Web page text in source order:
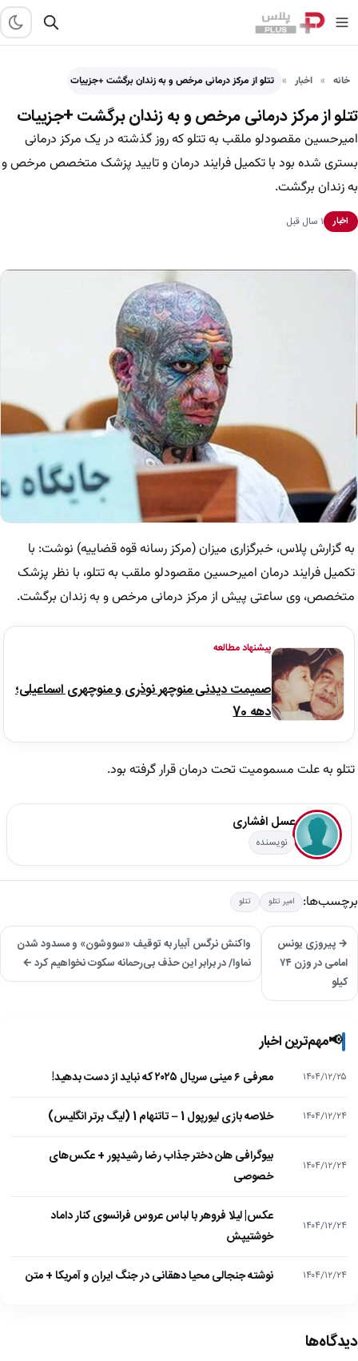
خانه اخبار تتلو از مرکز درمانی مرخص و‌ به زندان برگشت +جزییات
تتلو از مرکز درمانی مرخص و‌ به زندان برگشت +جزییات
امیرحسین مقصودلو ملقب به تتلو که روز گذشته در یک مرکز درمانی
بستری شده بود با تکمیل فرایند درمان و تایید پزشک متخصص مرخص و
به زندان برگشت.
اخبار ۱ سال قبل
به گزارش پلاس، خبرگزاری میزان (مرکز رسانه قوه قضاییه) نوشت: با
تکمیل فرایند درمان امیرحسین مقصودلو ملقب به تتلو، با نظر پزشک
متخصص، وی ساعتی پیش از مرکز درمانی مرخص و‌ به زندان برگشت.
پیشنهاد مطالعه
صمیمت دیدنی منوچهر نوذری و منوچهری اسماعیلی؛
دهه 70
تتلو به علت مسمومیت تحت درمان قرار گرفته بود.
عسل افشاری
نویسنده
برچسب‌ها: امیر تتلو تتلو
→ پیروزی یونس
امامی در وزن ۷۴
کیلو
واکنش نرگس آبیار به توقیف «سووشون» و مسدود شدن
نماوا/ در برابر این حذف بی‌رحمانه سکوت نخواهیم کرد ←
📢مهم‌ترین اخبار
۱۴۰۴/۱۲/۲۵ معرفی ۶ مینی سریال ۲۰۲۵ که نباید از دست بدهید!
۱۴۰۴/۱۲/۲۴ خلاصه بازی لیورپول 1 – تاتنهام 1 (لیگ برتر انگلیس)
۱۴۰۴/۱۲/۲۴
بیوگرافی هلن دختر جذاب رضا رشیدپور + عکس‌های
خصوصی
۱۴۰۴/۱۲/۲۴
عکس| لیلا فروهر با لباس عروس فرانسوی کنار داماد
خوشتیپش
۱۴۰۴/۱۲/۲۴ نوشته جنجالی محیا دهقانی در جنگ ایران و آمریکا + متن
دیدگاه‌ها